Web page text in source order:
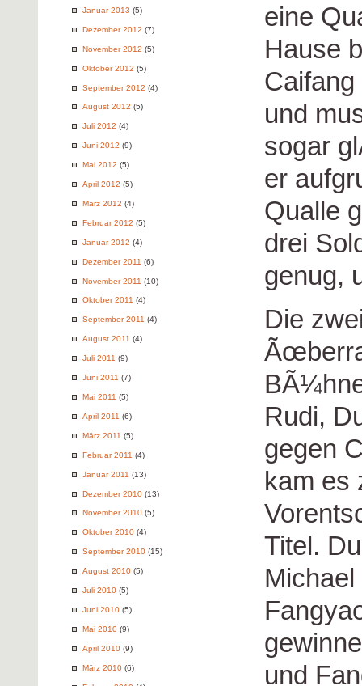
Januar 2013 (5)
Dezember 2012 (7)
November 2012 (5)
Oktober 2012 (5)
September 2012 (4)
August 2012 (5)
Juli 2012 (4)
Juni 2012 (9)
Mai 2012 (5)
April 2012 (5)
März 2012 (4)
Februar 2012 (5)
Januar 2012 (4)
Dezember 2011 (6)
November 2011 (10)
Oktober 2011 (4)
September 2011 (4)
August 2011 (4)
Juli 2011 (9)
Juni 2011 (7)
Mai 2011 (5)
April 2011 (6)
März 2011 (5)
Februar 2011 (4)
Januar 2011 (13)
Dezember 2010 (13)
November 2010 (5)
Oktober 2010 (4)
September 2010 (15)
August 2010 (5)
Juli 2010 (5)
Juni 2010 (5)
Mai 2010 (9)
April 2010 (9)
März 2010 (6)
eine
Hause
und
sogar
er
Qualle
drei
genug,
Die
Rudi,
gegen
kam es
Titel.
und